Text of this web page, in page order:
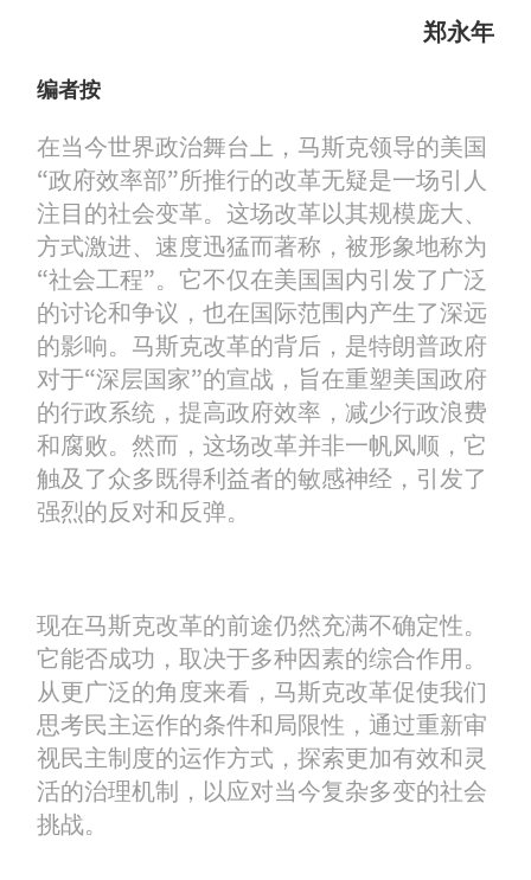
郑永年
编者按
在当今世界政治舞台上，马斯克领导的美国
“政府效率部”所推行的改革无疑是一场引人
注目的社会变革。这场改革以其规模庞大、
方式激进、速度迅猛而著称，被形象地称为
“社会工程”。它不仅在美国国内引发了广泛
的讨论和争议，也在国际范围内产生了深远
的影响。马斯克改革的背后，是特朗普政府
对于“深层国家”的宣战，旨在重塑美国政府
的行政系统，提高政府效率，减少行政浪费
和腐败。然而，这场改革并非一帆风顺，它
触及了众多既得利益者的敏感神经，引发了
强烈的反对和反弹。
现在马斯克改革的前途仍然充满不确定性。
它能否成功，取决于多种因素的综合作用。
从更广泛的角度来看，马斯克改革促使我们
思考民主运作的条件和局限性，通过重新审
视民主制度的运作方式，探索更加有效和灵
活的治理机制，以应对当今复杂多变的社会
挑战。